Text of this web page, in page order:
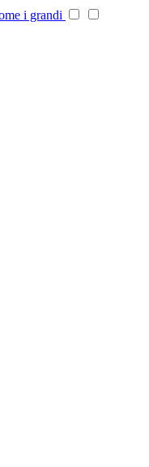
i grandi